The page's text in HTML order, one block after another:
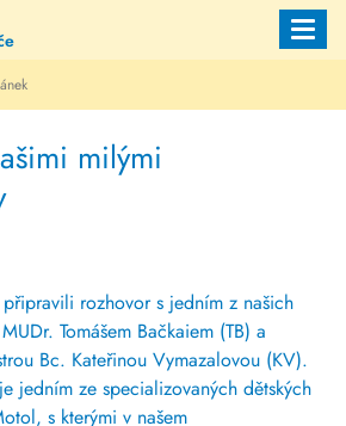
milými
rozhovor s jedním z našich
Tomášem Bačkaiem (TB) a
Bc. Kateřinou Vymazalovou (KV).
jedním ze specializovaných dětských
s kterými v našem